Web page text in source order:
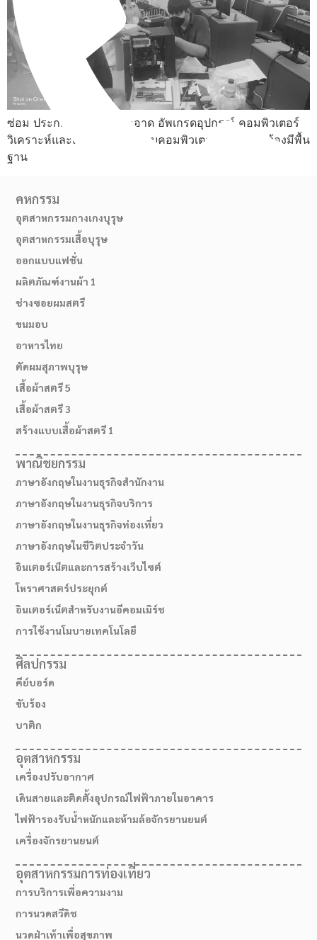
02-514-1840
เส้นทางมาโรงเรียน
ซ่อม ประกอบ ทำความสะอาด อัพเกรดอุปกรณ์ คอมพิวเตอร์
วิเคราะห์และแก้ไขปัญหาระบบคอมพิวเตอร์ ไม่จำเป็นต้องมีพื้น
ฐาน
คหกรรม
อุตสาหกรรมกางเกงบุรุษ
อุตสาหกรรมเสื้อบุรุษ
ออกแบบแฟชั่น
ผลิตภัณฑ์งานผ้า 1
ช่างซอยผมสตรี
ขนมอบ
อาหารไทย
ตัดผมสุภาพบุรุษ
เสื้อผ้าสตรี 5
เสื้อผ้าสตรี 3
สร้างแบบเสื้อผ้าสตรี 1
พาณิชยกรรม
ภาษาอังกฤษในงานธุรกิจสำนักงาน
ภาษาอังกฤษในงานธุรกิจบริการ
ภาษาอังกฤษในงานธุรกิจท่องเที่ยว
ภาษาอังกฤษในชีวิตประจำวัน
อินเตอร์เน็ตและการสร้างเว็บไซต์
โหราศาสตร์ประยุกต์
อินเตอร์เน็ตสำหรับงานอีคอมเมิร์ช
การใช้งานโมบายเทคโนโลยี
ศิลปกรรม
คีย์บอร์ด
ขับร้อง
บาติก
อุตสาหกรรม
เครื่องปรับอากาศ
เดินสายและติดตั้งอุปกรณ์ไฟฟ้าภายในอาคาร
ไฟฟ้ารองรับน้ำหนักและห้ามล้อจักรยานยนต์
เครื่องจักรยานยนต์
อุตสาหกรรมการท่องเที่ยว
การบริการเพื่อความงาม
การนวดสวีดิช
นวดฝ่าเท้าเพื่อสุขภาพ